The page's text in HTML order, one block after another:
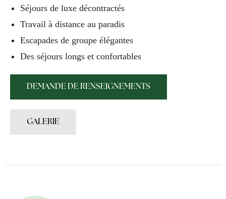
Séjours de luxe décontractés
Travail à distance au paradis
Escapades de groupe élégantes
Des séjours longs et confortables
DEMANDE DE RENSEIGNEMENTS
GALERIE